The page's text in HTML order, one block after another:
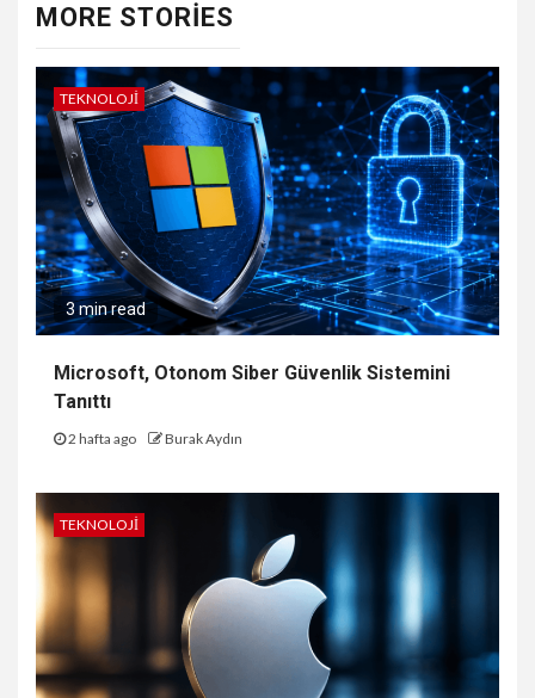
MORE STORIES
TEKNOLOJI
3 min read
Microsoft, Otonom Siber Güvenlik Sistemini
Tanıttı
2 hafta ago Burak Aydın
TEKNOLOJI